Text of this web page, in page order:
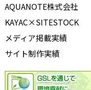
AQUANOTE株式会社
KAYAC×SITESTOCK
メディア掲載実績
サイト制作実績